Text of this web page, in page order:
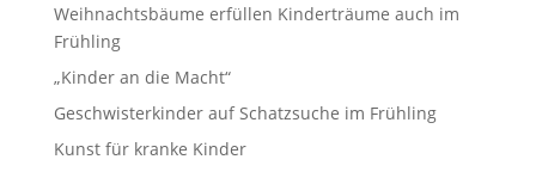
Weihnachtsbäume erfüllen Kinderträume auch im
Frühling
„Kinder an die Macht“
Geschwisterkinder auf Schatzsuche im Frühling
Kunst für kranke Kinder